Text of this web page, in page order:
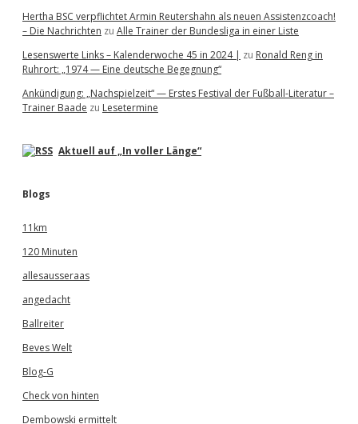
Hertha BSC verpflichtet Armin Reutershahn als neuen Assistenzcoach!
– Die Nachrichten zu Alle Trainer der Bundesliga in einer Liste
Lesenswerte Links – Kalenderwoche 45 in 2024 | zu Ronald Reng in
Ruhrort: „1974 — Eine deutsche Begegnung“
Ankündigung: „Nachspielzeit“ — Erstes Festival der Fußball-Literatur –
Trainer Baade zu Lesetermine
Aktuell auf „In voller Länge“
Blogs
11km
120 Minuten
allesausseraas
angedacht
Ballreiter
Beves Welt
Blog-G
Check von hinten
Dembowski ermittelt